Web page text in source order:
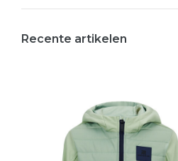
Recente artikelen